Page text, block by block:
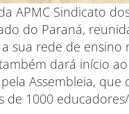
APMC Sindicato
do Paraná,
sua rede de
dará início
Assembleia,
de 1000